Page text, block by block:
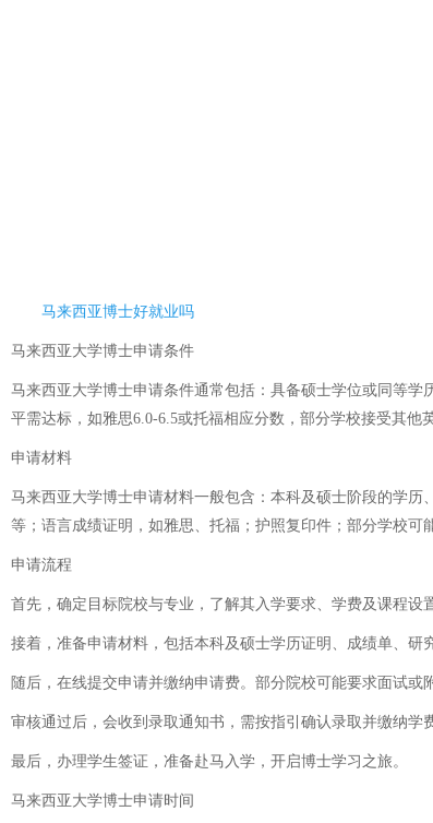
马来西亚博士好就业吗
马来西亚大学博士申请条件
马来西亚大学博士申请条件通常包括：具备硕士学位或同等
平需达标，如雅思6.0-6.5或托福相应分数，部分学校接受其他
申请材料
马来西亚大学博士申请材料一般包含：本科及硕士阶段的学
等；语言成绩证明，如雅思、托福；护照复印件；部分学校可
申请流程
首先，确定目标院校与专业，了解其入学要求、学费及课程设
接着，准备申请材料，包括本科及硕士学历证明、成绩单、研
随后，在线提交申请并缴纳申请费。部分院校可能要求面试或
审核通过后，会收到录取通知书，需按指引确认录取并缴纳学
最后，办理学生签证，准备赴马入学，开启博士学习之旅。
马来西亚大学博士申请时间